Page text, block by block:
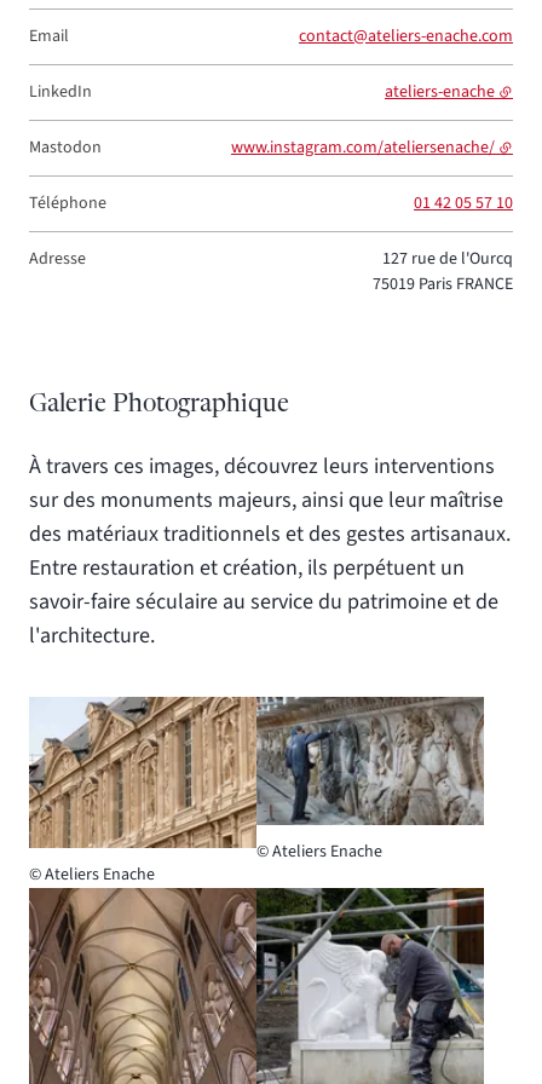
Email contact@ateliers-enache.com
LinkedIn ateliers-enache
Mastodon www.instagram.com/ateliersenache/
Téléphone 01 42 05 57 10
Adresse
127 rue de l'Ourcq
75019 Paris FRANCE
Galerie Photographique
À travers ces images, découvrez leurs interventions
sur des monuments majeurs, ainsi que leur maîtrise
des matériaux traditionnels et des gestes artisanaux.
Entre restauration et création, ils perpétuent un
savoir-faire séculaire au service du patrimoine et de
l'architecture.
Agrandir l'image
Droits réservés :
©Ateliers Enache
Agrandir l'image
Droits réservés :
©Ateliers Enache
Agrandir l'image Agrandir l'image